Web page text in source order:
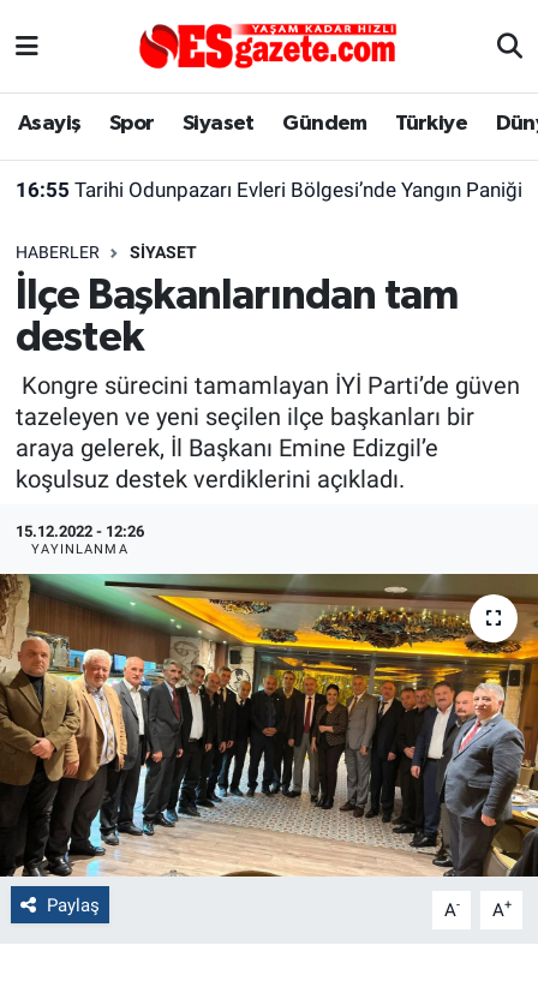
Asayiş Spor Siyaset Gündem Türkiye
16:55 Tarihi Odunpazarı Evleri Bölgesi’nde Yangın Paniği
HABERLER SIYASET
İlçe Başkanlarından tam
destek
Kongre sürecini tamamlayan İYİ Parti’de güven
tazeleyen ve yeni seçilen ilçe başkanları bir
araya gelerek, İl Başkanı Emine Edizgil’e
koşulsuz destek verdiklerini açıkladı.
15.12.2022 - 12:26
YAYINLANMA
Paylaş A- A+
Asayiş
Gündem
Türkiye
Dünya
Sağlık
Alış-Veriş/İş dünyası
Yaşam
Eskişehirspor Arşivi
Eskişehir Arşivi
Röportaj
Ekonomi
Kültür Sanat
Politika
Bilecik
Kütahya
Gezi
Genel
Çevre
Eskişehir Nöbetçi Eczaneler
Süper Lig Puan Durumu ve Fikstür
Tüm Manşetler
Son Dakika Haberleri
Haber Arşivi